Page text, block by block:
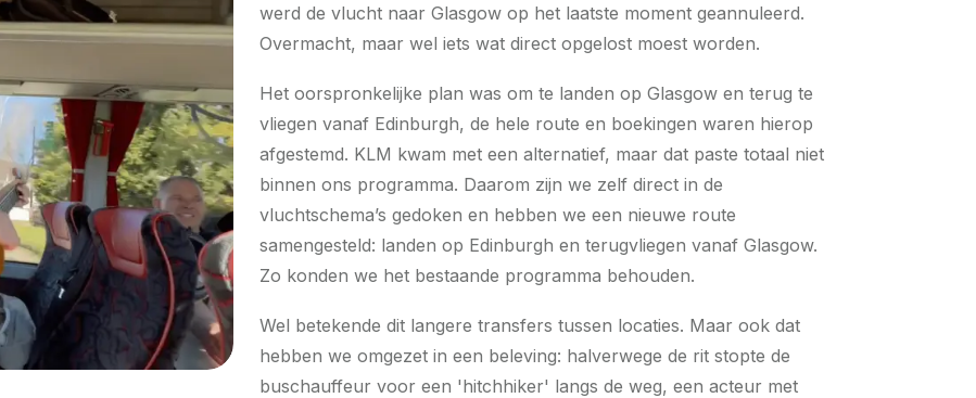
werd de vlucht naar Glasgow op het laatste moment geannuleerd.
Overmacht, maar wel iets wat direct opgelost moest worden.
Het oorspronkelijke plan was om te landen op Glasgow en terug te
vliegen vanaf Edinburgh, de hele route en boekingen waren hierop
afgestemd. KLM kwam met een alternatief, maar dat paste totaal niet
binnen ons programma. Daarom zijn we zelf direct in de
vluchtschema’s gedoken en hebben we een nieuwe route
samengesteld: landen op Edinburgh en terugvliegen vanaf Glasgow.
Zo konden we het bestaande programma behouden.
Wel betekende dit langere transfers tussen locaties. Maar ook dat
hebben we omgezet in een beleving: halverwege de rit stopte de
buschauffeur voor een 'hitchhiker' langs de weg, een acteur met